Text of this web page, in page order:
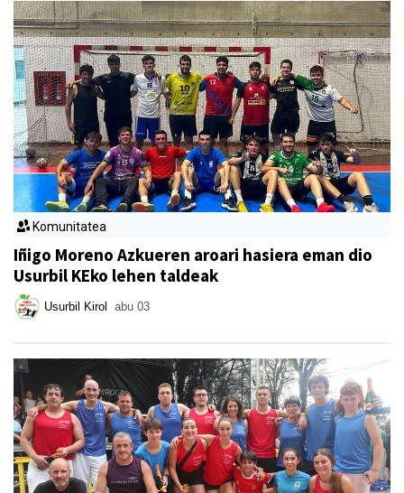
Komunitatea
Iñigo Moreno Azkueren aroari hasiera eman dio
Usurbil KEko lehen taldeak
Usurbil Kirol abu 03